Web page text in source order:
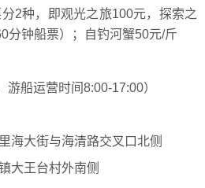
种，即观光之旅100元，探索之
分钟船票）；自钓河蟹50元/斤
船运营时间8:00-17:00）
大街与海清路交叉口北侧
王台村外南侧